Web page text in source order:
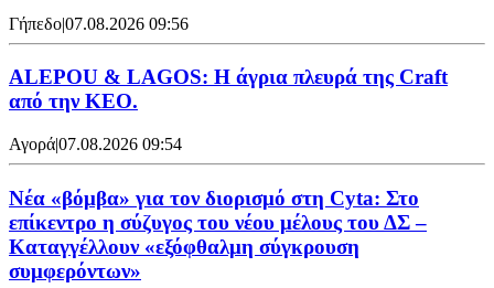
Γήπεδο|07.08.2026 09:56
ALEPOU & LAGOS: Η άγρια πλευρά της Craft
από την ΚΕΟ.
Αγορά|07.08.2026 09:54
Νέα «βόμβα» για τον διορισμό στη Cyta: Στο
επίκεντρο η σύζυγος του νέου μέλους του ΔΣ –
Καταγγέλλουν «εξόφθαλμη σύγκρουση
συμφερόντων»